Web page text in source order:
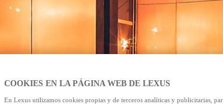
COOKIES EN LA PÁGINA WEB DE LEXUS
En Lexus utilizamos cookies propias y de terceros analíticas y publicitarias,